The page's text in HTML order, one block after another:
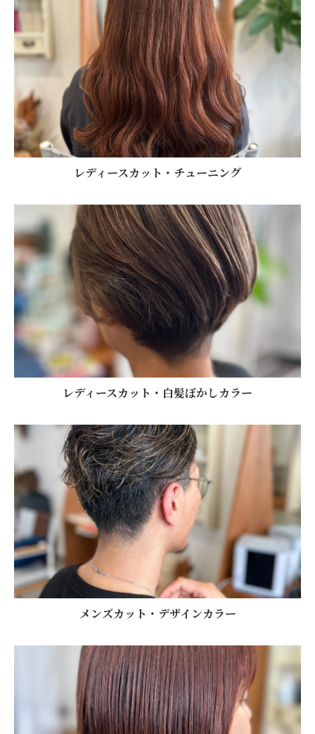
レディースカット・チューニング
レディースカット・白髪ぼかしカラー
メンズカット・デザインカラー